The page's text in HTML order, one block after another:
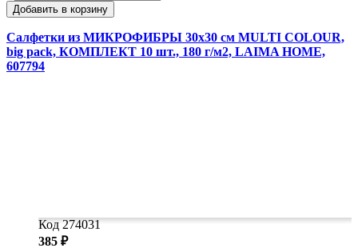
Добавить в корзину
Салфетки из МИКРОФИБРЫ 30х30 см MULTI COLOUR,
big pack, КОМПЛЕКТ 10 шт., 180 г/м2, LAIMA HOME,
607794
Код 274031
385 ₽